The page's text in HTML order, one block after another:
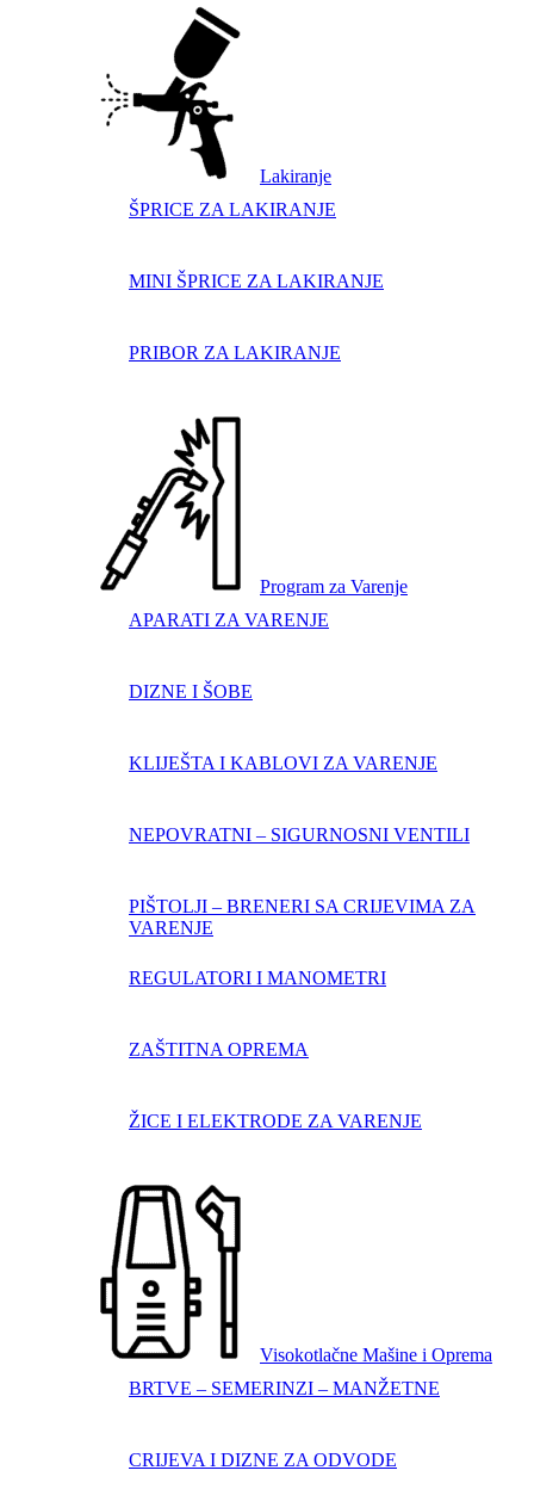
Lakiranje
ŠPRICE ZA LAKIRANJE
MINI ŠPRICE ZA LAKIRANJE
PRIBOR ZA LAKIRANJE
Program za Varenje
APARATI ZA VARENJE
DIZNE I ŠOBE
KLIJEŠTA I KABLOVI ZA VARENJE
NEPOVRATNI – SIGURNOSNI VENTILI
PIŠTOLJI – BRENERI SA CRIJEVIMA ZA
VARENJE
REGULATORI I MANOMETRI
ZAŠTITNA OPREMA
ŽICE I ELEKTRODE ZA VARENJE
Visokotlačne Mašine i Oprema
BRTVE – SEMERINZI – MANŽETNE
CRIJEVA I DIZNE ZA ODVODE